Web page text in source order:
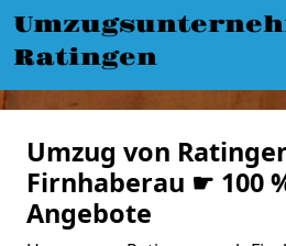
Ratingen
Umzug von
Firnhaberau ☛ 100
Angebote